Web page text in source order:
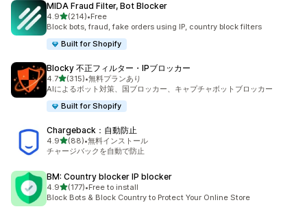
MIDA Fraud Filter, Bot Blocker
4.95つ星中
(214)
合計レビュー数：214件
•Free
Block bots, fraud, fake orders using IP, country block filters
Built for Shopify
Blocky 不正フィルター・IPブロッカー
4.75つ星中
(315)
合計レビュー数：315件
•無料プランあり
AIによるボット対策、国ブロッカー、キャプチャボットブロッカー
Built for Shopify
Chargeback：自動防止
4.95つ星中
(88)
合計レビュー数：88件
•無料インストール
チャージバックを自動で防止
BM: Country blocker IP blocker
4.95つ星中
(177)
合計レビュー数：177件
•Free to install
Block Bots & Block Country to Protect Your Online Store